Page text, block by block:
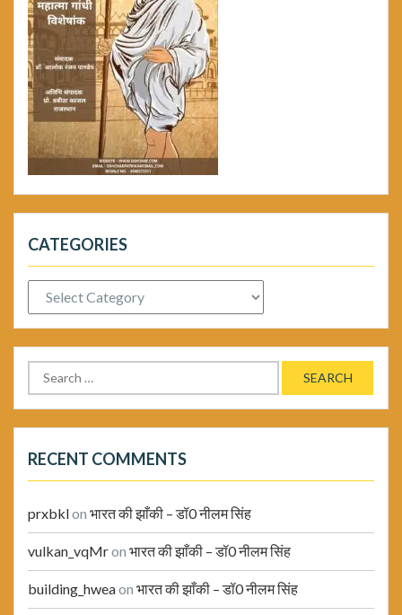
CATEGORIES
Categories
Search
for:
RECENT COMMENTS
prxbklon भारत की झाँकी – डॉ0 नीलम सिंह
vulkan_vqMron भारत की झाँकी – डॉ0 नीलम सिंह
building_hweaon भारत की झाँकी – डॉ0 नीलम सिंह